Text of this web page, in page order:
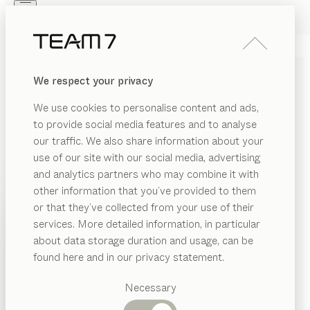
We respect your privacy
We use cookies to personalise content and ads,
to provide social media features and to analyse
our traffic. We also share information about your
use of our site with our social media, advertising
and analytics partners who may combine it with
other information that you’ve provided to them
or that they’ve collected from your use of their
services. More detailed information, in particular
about data storage duration and usage, can be
found here and in our privacy statement.
Necessary
PRODUKTE
INSPIRATION
HÄNDLER
Vorgeschlagene
Kategorien
PRODUKTE
INSPIRATION
ÜBER UNS
BÜROMÖBEL AUS
MASSIVHOLZ
My home is my office. Formvollendet vereint der pisa
Schreibtisch Ergonomie und Design – seine stufenlose
Höhenverstellung ermöglicht Arbeiten im Sitzen wie im
Stehen. Auf genau jene Weise, wie sie zu Ihrem
Zuhause passt, unterstützt jedes unserer Schreibmöbel
Ihre Produktivität: sol, ein eleganter Solitär, der eine
Vielzahl smarter Funktionen in sich verbirgt, der in der
Höhe verstellbare atelier Schreibtisch oder unser
filigno Sekretär, der sich im Handumdrehen von einer
stilvollen Kommode in ein vollwertiges Homeoffice
&
ANZEIGEN